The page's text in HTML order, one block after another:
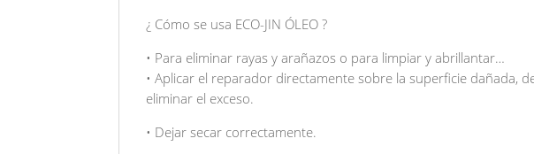
¿ Cómo se usa ECO-JIN ÓLEO ?
• Para eliminar rayas y arañazos o para limpiar y abrillantar…
• Aplicar el reparador directamente sobre la superficie
eliminar el exceso.
• Dejar secar correctamente.